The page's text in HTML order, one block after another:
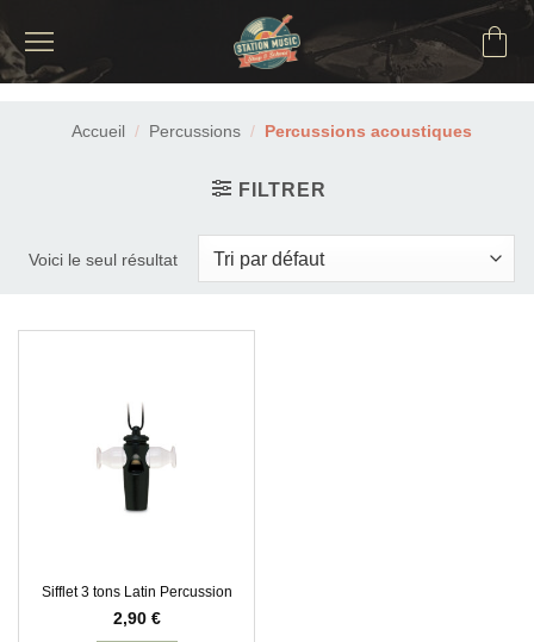
au
contenu
Accueil / Percussions / Percussions acoustiques
FILTRER
Voici le seul résultat
Sifflet 3 tons Latin Percussion
2,90 €